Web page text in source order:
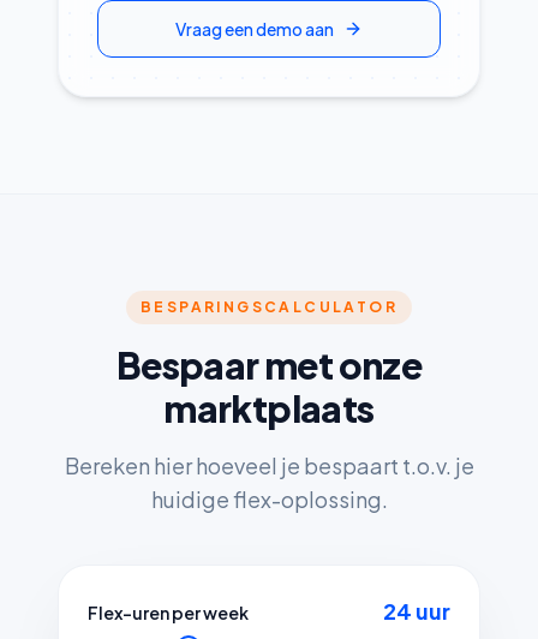
Vraag een demo aan
BESPARINGSCALCULATOR
Bespaar met onze
marktplaats
Bereken hier hoeveel je bespaart t.o.v. je
huidige flex-oplossing.
Flex-uren per week 24 uur